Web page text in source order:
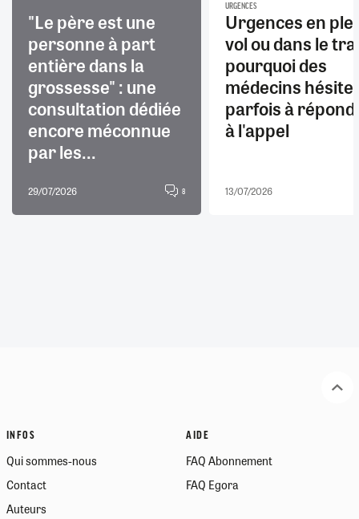
"Le père est une
personne à part
entière dans la
grossesse" : une
consultation dédiée
encore méconnue
par les...
29/07/2026 8
URGENCES
Urgences en
vol ou dans le
pourquoi des
médecins
parfois à
à l'appel
13/07/2026
INFOS
Qui sommes-nous
Contact
Auteurs
AIDE
FAQ Abonnement
FAQ Egora